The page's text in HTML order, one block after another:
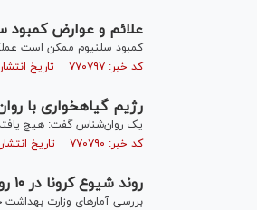
علائم و عوارض کمبود
کمبود سلنیوم ممکن است
کد خبر: ۷۷۰۷۹۷ تاریخ انتشار : ۱۴۰۰/۰۸/۱۲
رژیم گیاهخواری با
یک روان‌شناس گفت: هیچ یافته
کد خبر: ۷۷۰۷۹۰ تاریخ انتشار : ۱۴۰۰/۰۸/۱۱
روند شیوع کرونا در ۱۰ روز اخیر
بررسی آمار‌های وزارت بهداشت حاکی از آن است که طی ۱۰ روز اخیر در